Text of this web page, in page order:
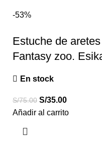
-53%
Estuche de
Fantasy zoo.
En stock
S/75.00 S/35.00
Añadir al carrito